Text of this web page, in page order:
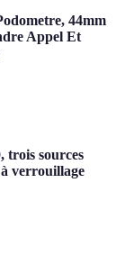
44mm
Appel Et
sources
verrouillage